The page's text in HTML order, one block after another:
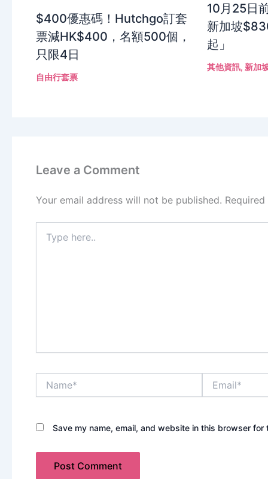
$400優惠碼！Hutchgo訂套
票減HK$400，名額500個，
只限4日
自由行套票
10月25日
新加坡
起」
其他資訊, 新加
Leave a Comment
Your email address will not be published.
here..
Save my name, email, and website in this browser for